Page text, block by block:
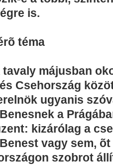
is.
téma
tavaly májusban
Csehország
ugyanis
a
kizárólag a
vagy sem,
szobrot